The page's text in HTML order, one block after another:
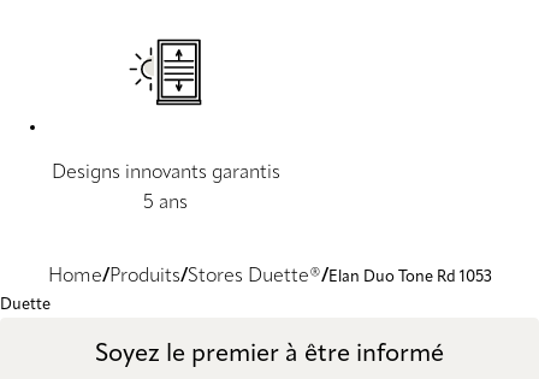
Designs innovants garantis
5 ans
Home Produits Stores Duette®
Elan Duo Tone Rd 1053
Duette
Soyez le premier à être informé